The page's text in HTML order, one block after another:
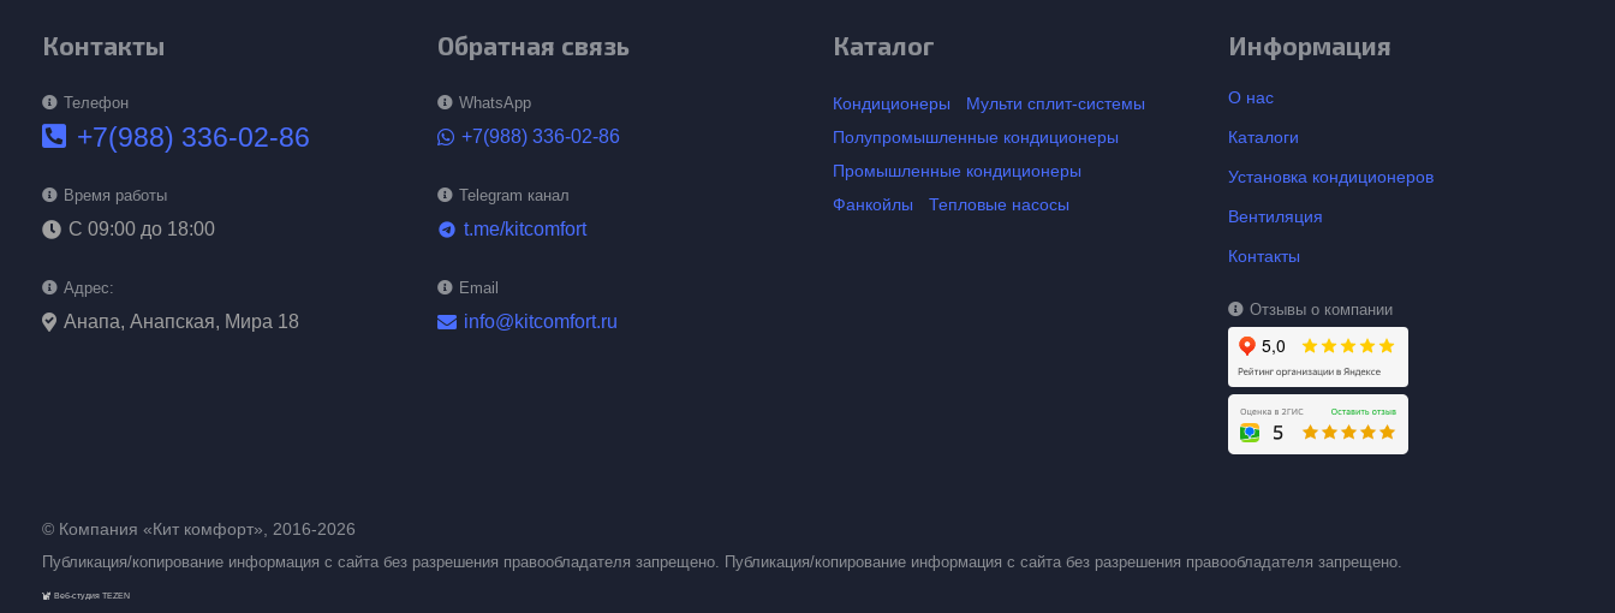
Контакты
Телефон
+7(988) 336-02-86
Время работы
С 09:00 до 18:00
Адрес:
Анапа, Анапская, Мира 18
Обратная связь
WhatsApp
+7(988) 336-02-86
Telegram канал
telegram t.me/kitcomfort
Email
info@kitcomfort.ru
Каталог
Кондиционеры
Мульти сплит-системы
Полупромышленные кондиционеры
Промышленные кондиционеры
Фанкойлы
Тепловые насосы
Информация
О нас
Каталоги
Установка кондиционеров
Вентиляция
Контакты
Отзывы о компании
© Компания «Кит комфорт», 2016-2026
Публикация/копирование информация с сайта без разрешения правообладателя запрещено. Публикация/копирование информация с сайта без разрешения правообладателя запрещено.
Веб-студия TEZEN